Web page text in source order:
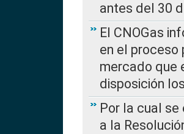
antes del 30
El CNOGas
en el
mercado que
disposición
Por la cual se
a la